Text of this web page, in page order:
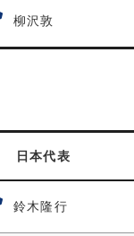
柳沢敦
日本代表
鈴木隆行